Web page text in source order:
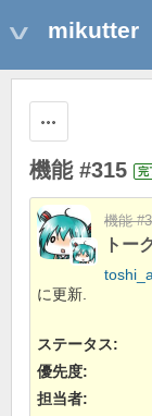
mikutter
機能 #315 完
機能
トー
に更新.
ステータス:
優先度:
担当者: